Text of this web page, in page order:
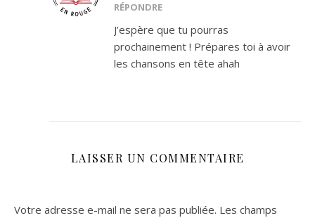
RÉPONDRE
J’espère que tu pourras
prochainement ! Prépares toi à avoir
les chansons en tête ahah
LAISSER UN COMMENTAIRE
Votre adresse e-mail ne sera pas publiée. Les champs